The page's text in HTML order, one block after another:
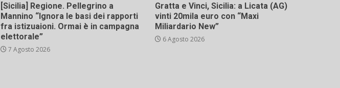
[Sicilia] Regione. Pellegrino a
Mannino “Ignora le basi dei rapporti
fra istizuaioni. Ormai è in campagna
elettorale”
7 Agosto 2026
Gratta e Vinci, Sicilia: a Licata (AG)
vinti 20mila euro con “Maxi
Miliardario New”
6 Agosto 2026